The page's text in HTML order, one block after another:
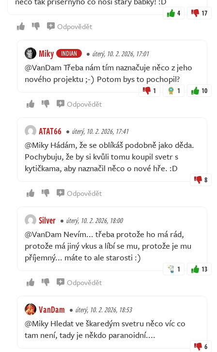
4 17
Odpovědět
Miky INDIAN úterý, 10. 2. 2026, 17:01
@VanDam Třeba nám tím naznačuje něco z jeho
nového projektu ;-) Potom bys to pochopil?
1 1 10
Odpovědět
ATAT66 úterý, 10. 2. 2026, 17:41
@Miky Hádám, že se oblíkáš podobně jako děda.
Pochybuju, že by si kvůli tomu koupil svetr s
kytičkama, aby naznačil něco o nové hře. :D
8
Odpovědět
Silver úterý, 10. 2. 2026, 18:00
@VanDam Nevím... třeba protože ho má rád,
protože má jiný vkus a líbí se mu, protože je mu
příjemný... máte to ale starosti :)
1 13
Odpovědět
VanDam úterý, 10. 2. 2026, 18:53
@Miky Hledat ve škaredým svetru něco víc co
tam není, tady je někdo paranoidní....
6